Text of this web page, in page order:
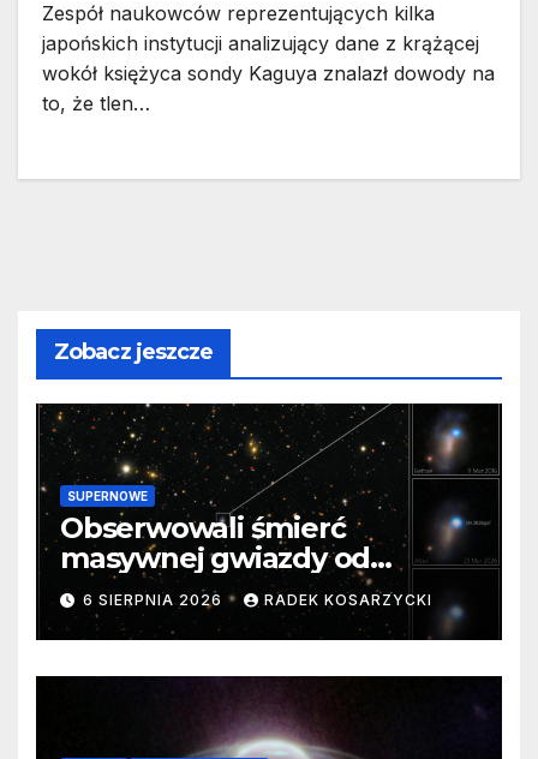
Zespół naukowców reprezentujących kilka
japońskich instytucji analizujący dane z krążącej
wokół księżyca sondy Kaguya znalazł dowody na
to, że tlen…
Zobacz jeszcze
SUPERNOWE
Obserwowali śmierć
masywnej gwiazdy od
samego początku. Niezwykle
cenne dane
6 SIERPNIA 2026 RADEK KOSARZYCKI